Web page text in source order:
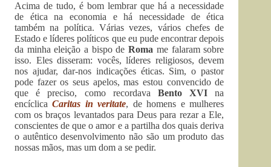
Acima de tudo, é bom lembrar que há a necessidade
de ética na economia e há necessidade de ética
também na política. Várias vezes, vários chefes de
Estado e líderes políticos que eu pude encontrar depois
da minha eleição a bispo deRoma me falaram sobre
isso. Eles disseram: vocês, líderes religiosos, devem
nos ajudar, dar-nos indicações éticas. Sim, o pastor
pode fazer os seus apelos, mas estou convencido de
que é preciso, como recordava Bento XVI na
encíclicaCaritas in veritate, de homens e mulheres
com os braços levantados para Deus para rezar a Ele,
conscientes de que o amor e a partilha dos quais deriva
o autêntico desenvolvimento não são um produto das
nossas mãos, mas um dom a se pedir.